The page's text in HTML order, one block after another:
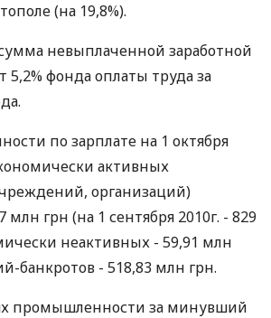
(на 19,8%).
невыплаченной заработной
5,2% фонда оплаты труда за
по зарплате на 1 октября
активных
организаций)
млн грн (на 1 сентября 2010г. - 829
неактивных - 59,91 млн
банкротов - 518,83 млн грн.
промышленности за минувший